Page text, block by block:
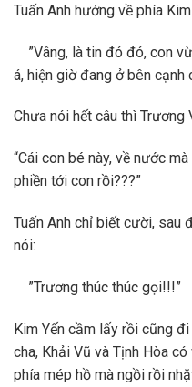
Tuấn Anh hướng về phía
”Vâng, là tin đó đó, con
á, hiện giờ đang ở bên cạnh
Chưa nói hết câu thì
“Cái con bé này, về nước
phiền tới con rồi???”
Tuấn Anh chỉ biết cười, sau
nói:
”Trương thúc thúc gọi!!!”
Kim Yến cầm lấy rồi cũng
cha, Khải Vũ và Tịnh Hòa
phía mép hồ mà ngồi rồi